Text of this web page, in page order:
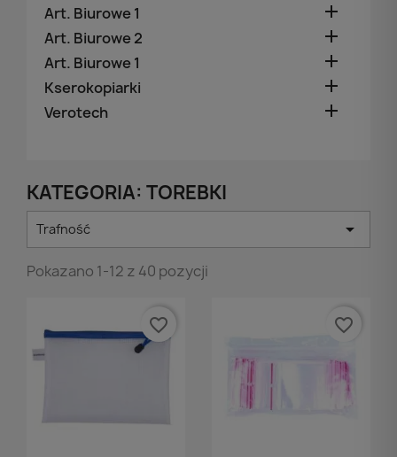
Art. Biurowe 1 
Art. Biurowe 2 
Art. Biurowe 1 
Kserokopiarki 
Verotech 
KATEGORIA: TOREBKI
Trafność 
Pokazano 1-12 z 40 pozycji
favorite_border favorite_border